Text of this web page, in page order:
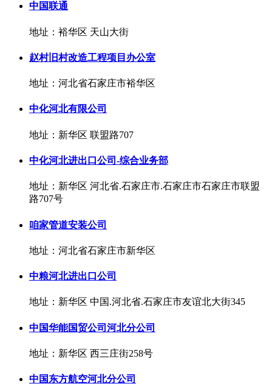
中国联通
地址：裕华区 天山大街
赵村旧村改造工程项目办公室
地址：河北省石家庄市裕华区
中化河北有限公司
地址：新华区 联盟路707
中化河北进出口公司-综合业务部
地址：新华区 河北省.石家庄市.石家庄市石家庄市联盟
路707号
咱家管道安装公司
地址：河北省石家庄市新华区
中粮河北进出口公司
地址：新华区 中国.河北省.石家庄市友谊北大街345
中国华能国贸公司河北分公司
地址：新华区 西三庄街258号
中国东方航空河北分公司